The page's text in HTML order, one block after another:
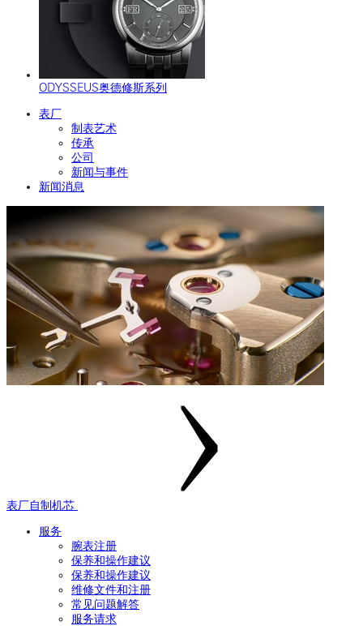
ODYSSEUS奥德修斯系列
表厂
制表艺术
传承
公司
新闻与事件
新闻消息
表厂自制机芯
服务
腕表注册
保养和操作建议
保养和操作建议
维修文件和注册
常见问题解答
服务请求